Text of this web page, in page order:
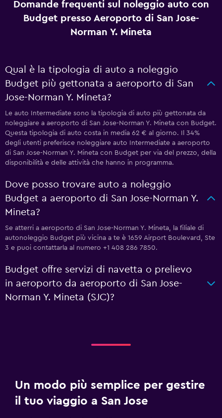
Domande frequenti sul noleggio auto con
Budget presso Aeroporto di San Jose-
Norman Y. Mineta
Qual è la tipologia di auto a noleggio
Budget più gettonata a aeroporto di San
Jose-Norman Y. Mineta?
Le auto Intermediate sono la tipologia di auto più gettonata da
noleggiare a aeroporto di San Jose-Norman Y. Mineta con Budget.
Questa tipologia di auto costa in media 62 € al giorno. Il 34%
degli utenti preferisce noleggiare auto Intermediate a aeroporto
di San Jose-Norman Y. Mineta con Budget per via del prezzo, della
disponibilità e delle attività che hanno in programma.
Dove posso trovare auto a noleggio
Budget a aeroporto di San Jose-Norman Y.
Mineta?
Se atterri a aeroporto di San Jose-Norman Y. Mineta, la filiale di
autonoleggio Budget più vicina a te è 1659 Airport Boulevard, Ste
3 e puoi contattarla al numero +1 408 286 7850.
Budget offre servizi di navetta o prelievo
in aeroporto da aeroporto di San Jose-
Norman Y. Mineta (SJC)?
Un modo più semplice per gestire
il tuo viaggio a San Jose